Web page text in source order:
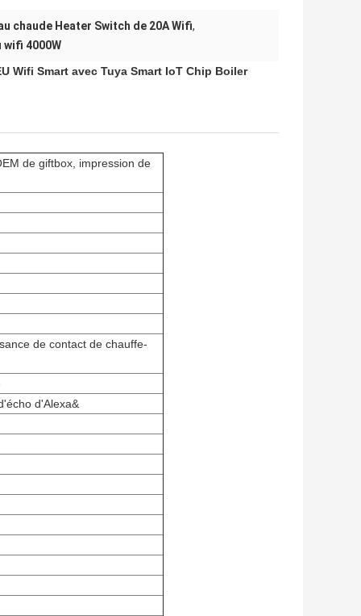
chaude Heater Switch de 20A Wifi,
4000W
Wifi Smart avec Tuya Smart IoT Chip Boiler
de giftbox, impression de
de contact de chauffe-
d'Alexa&